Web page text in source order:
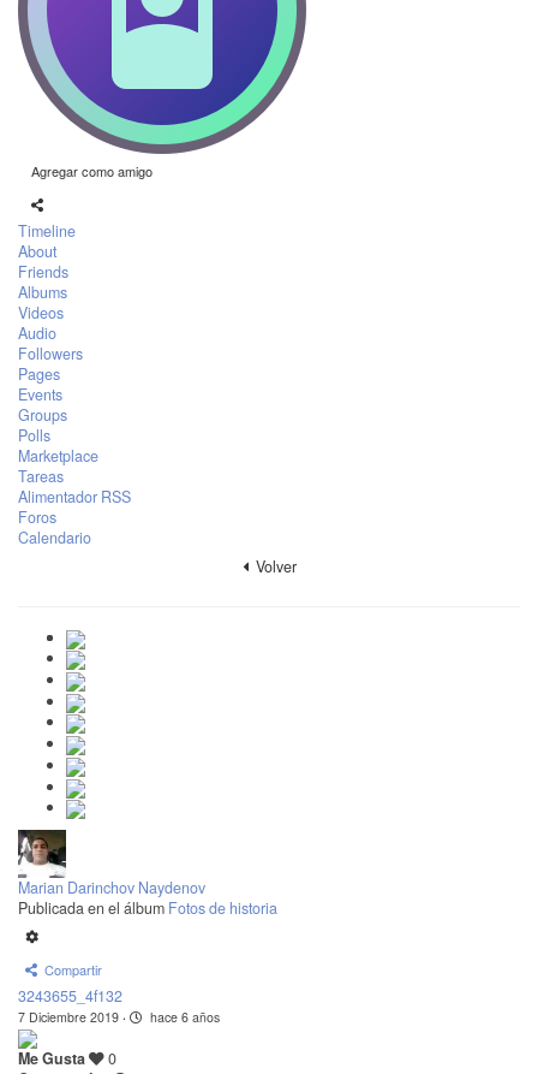
Agregar como amigo
Timeline
About
Friends
Albums
Videos
Audio
Followers
Pages
Events
Groups
Polls
Marketplace
Tareas
Alimentador RSS
Foros
Calendario
Volver
Marian Darinchov Naydenov
Publicada en el álbum Fotos de historia
Compartir
3243655_4f132
7 Diciembre 2019 · hace 6 años
Me Gusta
0